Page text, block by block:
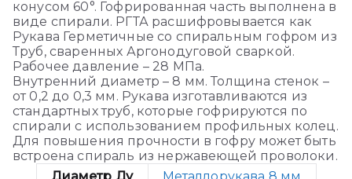
конусом 60°. Гофрированная часть выполнена в
виде спирали. РГТА расшифровывается как
Рукава Герметичные со спиральным гофром из
Труб, сваренных Аргонодуговой сваркой.
Рабочее давление – 28 МПа.
Внутренний диаметр – 8 мм. Толщина стенок –
от 0,2 до 0,3 мм. Рукава изготавливаются из
стандартных труб, которые гофрируются по
спирали с использованием профильных колец.
Для повышения прочности в гофру может быть
встроена спираль из нержавеющей проволоки.